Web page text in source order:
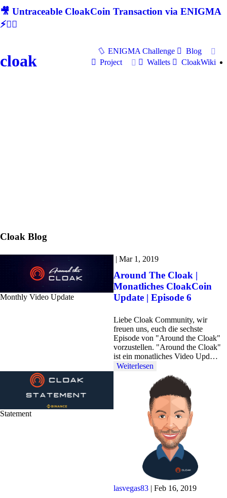
🎥 Untraceable CloakCoin Transaction via ENIGMA
⚡🕵‍♂
cloak
ENIGMA Challenge
Blog
Project
Wallets CloakWiki
Cloak Blog
Monthly Video Update
| Mar 1, 2019
Around The Cloak |
Monatliches CloakCoin
Update | Episode 6
Liebe Cloak Community, wir
freuen uns, euch die sechste
Episode von "Around the Cloak"
vorzustellen. "Around the Cloak"
ist ein monatliches Video Upd…
Weiterlesen
Statement
lasvegas83 | Feb 16, 2019